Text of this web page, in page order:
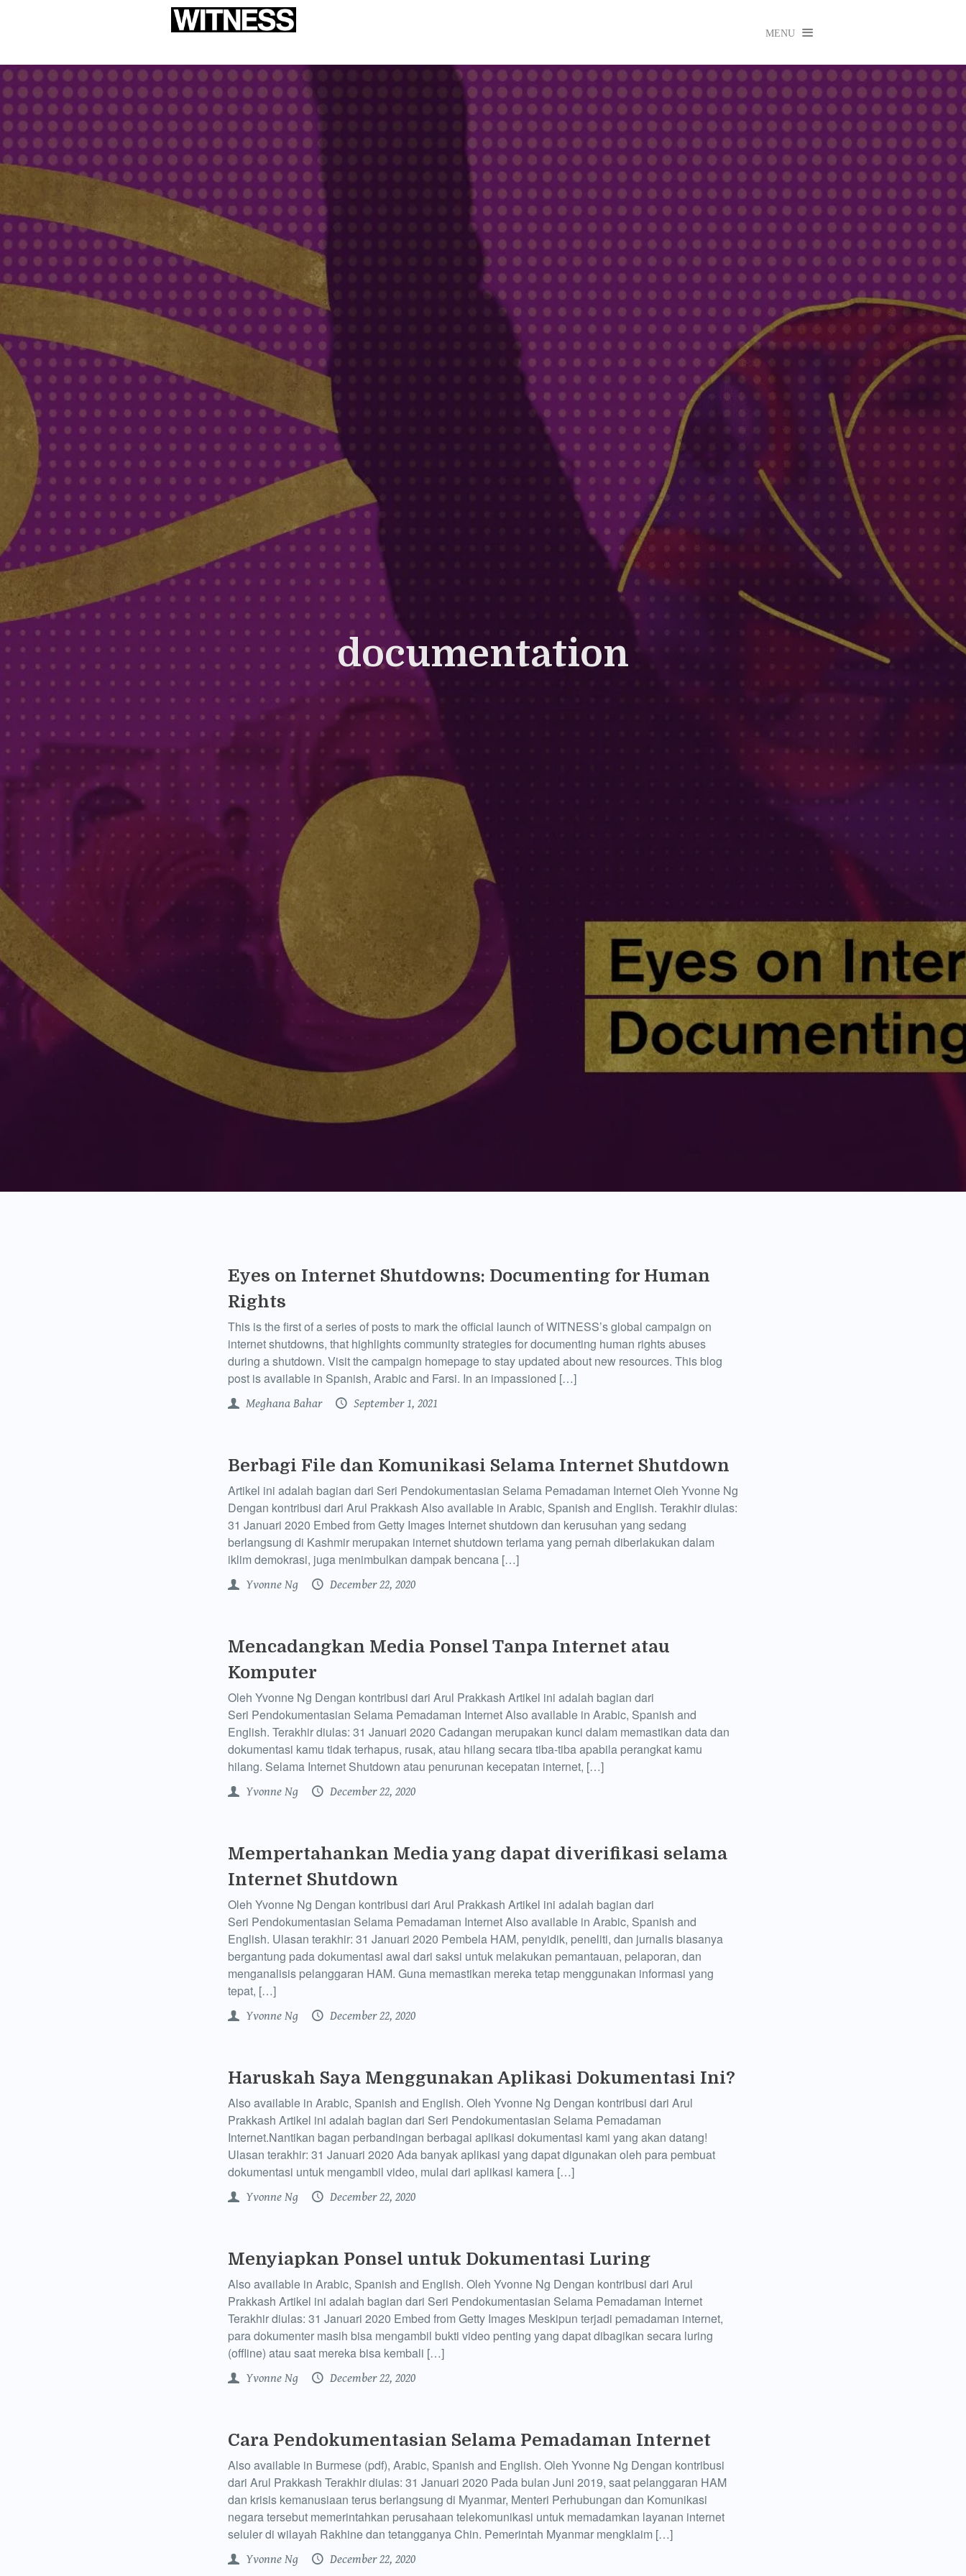
MENU 
documentation
Eyes on Internet Shutdowns: Documenting for Human
Rights
This is the first of a series of posts to mark the official launch of WITNESS’s global campaign on
internet shutdowns, that highlights community strategies for documenting human rights abuses
during a shutdown. Visit the campaign homepage to stay updated about new resources. This blog
post is available in Spanish, Arabic and Farsi. In an impassioned […]
Meghana Bahar September 1, 2021
Berbagi File dan Komunikasi Selama Internet Shutdown
Artikel ini adalah bagian dari Seri Pendokumentasian Selama Pemadaman Internet Oleh Yvonne Ng
Dengan kontribusi dari Arul Prakkash Also available in Arabic, Spanish and English. Terakhir diulas:
31 Januari 2020 Embed from Getty Images Internet shutdown dan kerusuhan yang sedang
berlangsung di Kashmir merupakan internet shutdown terlama yang pernah diberlakukan dalam
iklim demokrasi, juga menimbulkan dampak bencana […]
Yvonne Ng December 22, 2020
Mencadangkan Media Ponsel Tanpa Internet atau
Komputer
Oleh Yvonne Ng Dengan kontribusi dari Arul Prakkash Artikel ini adalah bagian dari
Seri Pendokumentasian Selama Pemadaman Internet Also available in Arabic, Spanish and
English. Terakhir diulas: 31 Januari 2020 Cadangan merupakan kunci dalam memastikan data dan
dokumentasi kamu tidak terhapus, rusak, atau hilang secara tiba-tiba apabila perangkat kamu
hilang. Selama Internet Shutdown atau penurunan kecepatan internet, […]
Yvonne Ng December 22, 2020
Mempertahankan Media yang dapat diverifikasi selama
Internet Shutdown
Oleh Yvonne Ng Dengan kontribusi dari Arul Prakkash Artikel ini adalah bagian dari
Seri Pendokumentasian Selama Pemadaman Internet Also available in Arabic, Spanish and
English. Ulasan terakhir: 31 Januari 2020 Pembela HAM, penyidik, peneliti, dan jurnalis biasanya
bergantung pada dokumentasi awal dari saksi untuk melakukan pemantauan, pelaporan, dan
menganalisis pelanggaran HAM. Guna memastikan mereka tetap menggunakan informasi yang
tepat, […]
Yvonne Ng December 22, 2020
Haruskah Saya Menggunakan Aplikasi Dokumentasi Ini?
Also available in Arabic, Spanish and English. Oleh Yvonne Ng Dengan kontribusi dari Arul
Prakkash Artikel ini adalah bagian dari Seri Pendokumentasian Selama Pemadaman
Internet.Nantikan bagan perbandingan berbagai aplikasi dokumentasi kami yang akan datang!
Ulasan terakhir: 31 Januari 2020 Ada banyak aplikasi yang dapat digunakan oleh para pembuat
dokumentasi untuk mengambil video, mulai dari aplikasi kamera […]
Yvonne Ng December 22, 2020
Menyiapkan Ponsel untuk Dokumentasi Luring
Also available in Arabic, Spanish and English. Oleh Yvonne Ng Dengan kontribusi dari Arul
Prakkash Artikel ini adalah bagian dari Seri Pendokumentasian Selama Pemadaman Internet
Terakhir diulas: 31 Januari 2020 Embed from Getty Images Meskipun terjadi pemadaman internet,
para dokumenter masih bisa mengambil bukti video penting yang dapat dibagikan secara luring
(offline) atau saat mereka bisa kembali […]
Yvonne Ng December 22, 2020
Cara Pendokumentasian Selama Pemadaman Internet
Also available in Burmese (pdf), Arabic, Spanish and English. Oleh Yvonne Ng Dengan kontribusi
dari Arul Prakkash Terakhir diulas: 31 Januari 2020 Pada bulan Juni 2019, saat pelanggaran HAM
dan krisis kemanusiaan terus berlangsung di Myanmar, Menteri Perhubungan dan Komunikasi
negara tersebut memerintahkan perusahaan telekomunikasi untuk memadamkan layanan internet
seluler di wilayah Rakhine dan tetangganya Chin. Pemerintah Myanmar mengklaim […]
Yvonne Ng December 22, 2020